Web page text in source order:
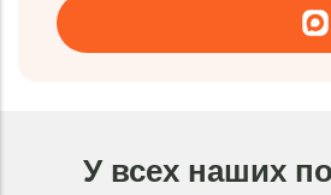
У всех наших